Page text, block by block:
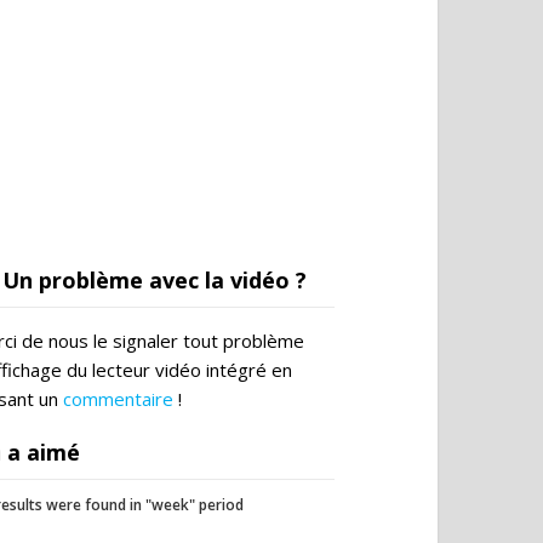
Un problème avec la vidéo ?
de nous le signaler tout problème
du lecteur vidéo intégré en
un commentaire !
a aimé
were found in "week" period